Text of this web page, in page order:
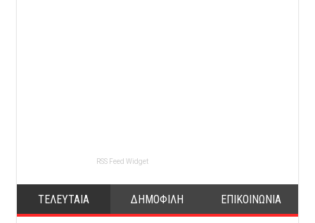
RSS Feed Widget
ΤΕΛΕΥΤΑΙΑ ΔΗΜΟΦΙΛΗ ΕΠΙΚΟΙΝΩΝΙΑ